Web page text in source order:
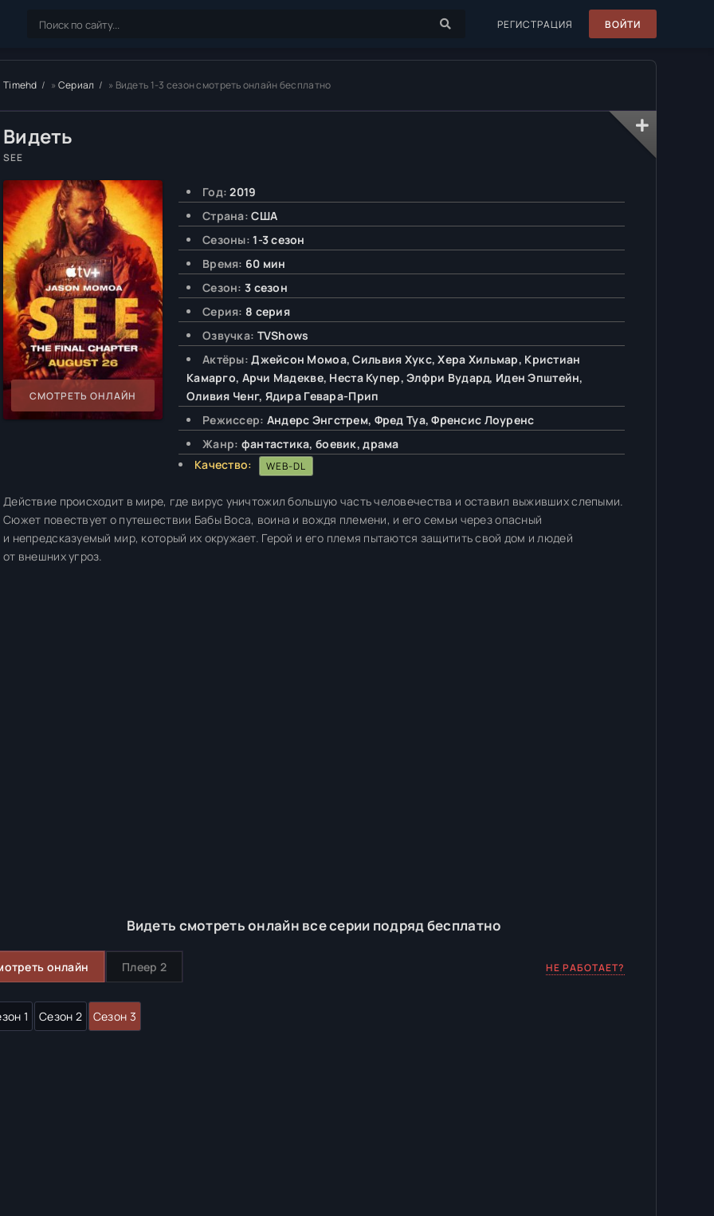
РЕГИСТРАЦИЯ ВОЙТИ
Timehd »Сериал » Видеть 1-3 сезон смотреть онлайн бесплатно
Видеть
SEE
СМОТРЕТЬ ОНЛАЙН
Год: 2019
Страна: США
Сезоны: 1-3 сезон
Время: 60 мин
Сезон: 3 сезон
Серия: 8 серия
Озвучка: TVShows
Актёры: Джейсон Момоа, Сильвия Хукс, Хера Хильмар, Кристиан
Камарго, Арчи Мадекве, Неста Купер, Элфри Вудард, Иден Эпштейн,
Оливия Ченг, Ядира Гевара-Прип
Режиссер: Андерс Энгстрем, Фред Туа, Френсис Лоуренс
Жанр: фантастика, боевик, драма
Качество:
WEB-DL
Действие происходит в мире, где вирус уничтожил большую часть человечества и оставил выживших слепыми.
Сюжет повествует о путешествии Бабы Воса, воина и вождя племени, и его семьи через опасный
и непредсказуемый мир, который их окружает. Герой и его племя пытаются защитить свой дом и людей
от внешних угроз.
Видеть смотреть онлайн все серии подряд бесплатно
онлайн Плеер 2 НЕ РАБОТАЕТ?
1 Сезон 2 Сезон 3